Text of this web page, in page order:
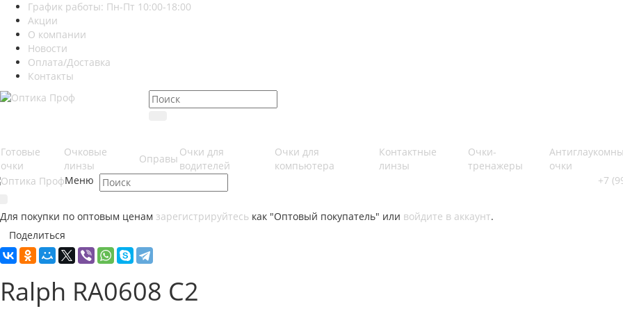
График работы: Пн-Пт 10:00-18:00
Акции
О компании
Новости
Оплата/Доставка
Контакты
Готовые
очки
Очковые
линзы
Оправы
Очки для
водителей
Очки для
компьютера
Контактные
линзы
Очки-
тренажеры
очки
Меню
+7
Для покупки по оптовым ценам зарегистрируйтесь как "Оптовый покупатель" или войдите в аккаунт.
Поделиться
Ralph RA0608 C2